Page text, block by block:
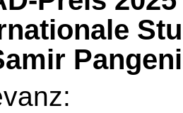
Pangeni